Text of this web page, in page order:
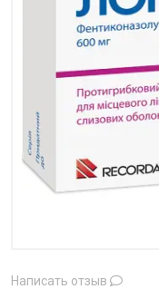
Написать отзыв